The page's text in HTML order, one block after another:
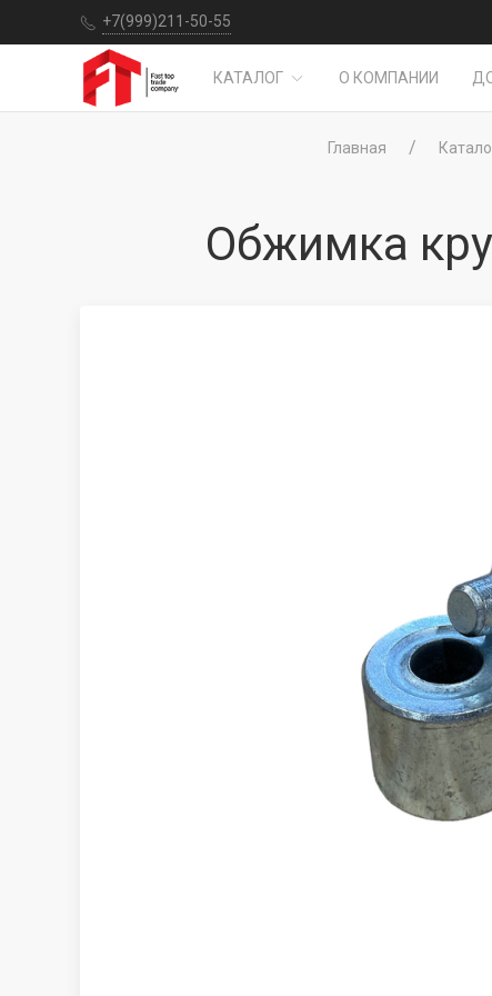
+7(999)211-50-55
КАТАЛОГ О КОМПАНИИ
Главная
Обжимка